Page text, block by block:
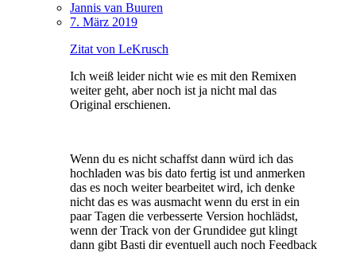
Jannis van Buuren
7. März 2019
Zitat von LeKrusch
Ich weiß leider nicht wie es mit den Remixen
weiter geht, aber noch ist ja nicht mal das
Original erschienen.
Wenn du es nicht schaffst dann würd ich das
hochladen was bis dato fertig ist und anmerken
das es noch weiter bearbeitet wird, ich denke
nicht das es was ausmacht wenn du erst in ein
paar Tagen die verbesserte Version hochlädst,
wenn der Track von der Grundidee gut klingt
dann gibt Basti dir eventuell auch noch Feedback